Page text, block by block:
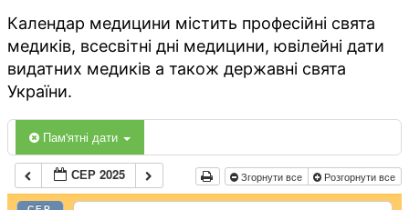
Календар медицини містить професійні свята
медиків, всесвітні дні медицини, ювілейні дати
видатних медиків а також державні свята
України.
Пам'ятні дати
СЕР 2025 Згорнути все Розгорнути все